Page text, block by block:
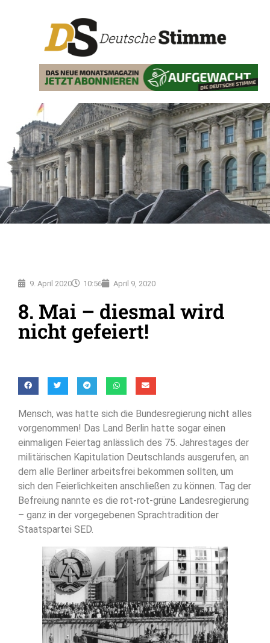
9. April 2020 10:56 April 9, 2020
8. Mai – diesmal wird
nicht gefeiert!
Mensch, was hatte sich die Bundesregierung nicht alles
vorgenommen! Das Land Berlin hatte sogar einen
einmaligen Feiertag anlässlich des 75. Jahrestages der
militärischen Kapitulation Deutschlands ausgerufen, an
dem alle Berliner arbeitsfrei bekommen sollten, um
sich den Feierlichkeiten anschließen zu können. Tag der
Befreiung nannte es die rot-rot-grüne Landesregierung
– ganz in der vorgegebenen Sprachtradition der
Staatspartei SED.